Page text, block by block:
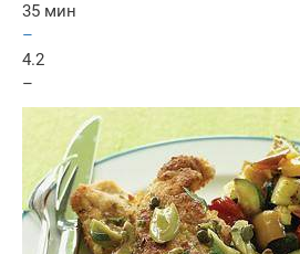
35 мин
–
4.2
–